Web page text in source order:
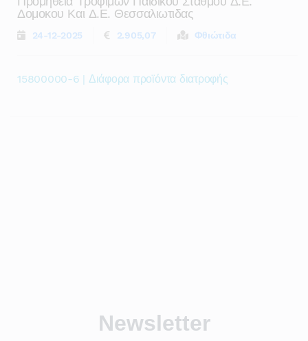
Δομοκου Και Δ.ε. Θεσσαλιωτιδας
24-12-2025 2.905,07 Φθιώτιδα
15800000-6 | Διάφορα προϊόντα διατροφής